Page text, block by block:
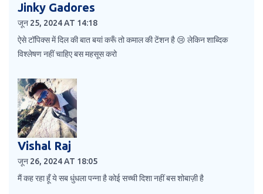
Jinky Gadores
जून 25, 2024 AT 14:18
ऐसे टॉपिक्स में दिल की बात बयां करूँ तो कमाल की टेंशन है 😢 लेकिन शाब्दिक
विश्लेषण नहीं चाहिए बस महसूस करो
Vishal Raj
जून 26, 2024 AT 18:05
मैं कह रहा हूँ ये सब धुंधला पन्ना है कोई सच्ची दिशा नहीं बस शोबाज़ी है